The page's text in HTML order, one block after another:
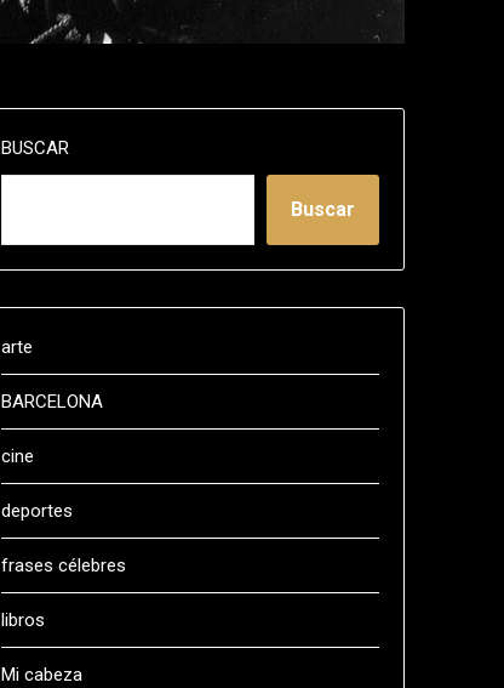
BUSCAR
Buscar
arte
BARCELONA
cine
deportes
frases célebres
libros
Mi cabeza